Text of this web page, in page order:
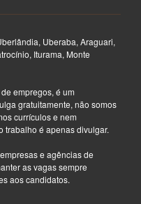
Uberaba, Araguari,
Iturama, Monte
empregos, é um
gratuitamente, não somos
currículos e nem
trabalho é apenas divulgar.
e agências de
as vagas sempre
aos candidatos.